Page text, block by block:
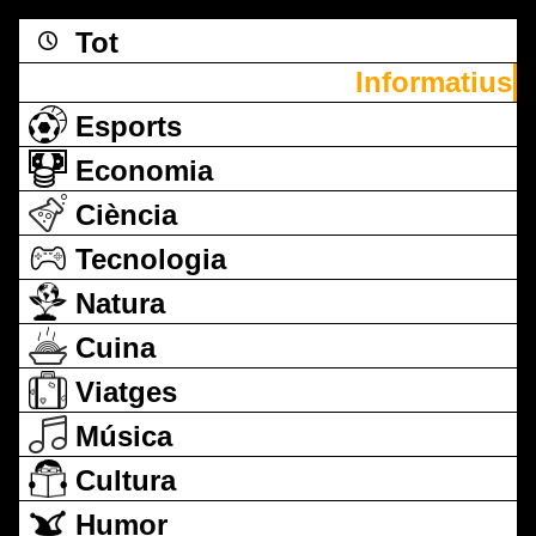
Tot
Informatius
Esports
Economia
Ciència
Tecnologia
Natura
Cuina
Viatges
Música
Cultura
Humor